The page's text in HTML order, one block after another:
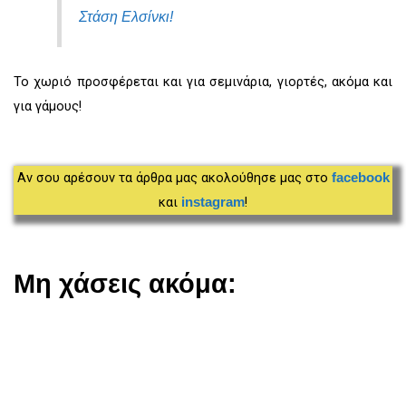
Στάση Ελσίνκι!
Το χωριό προσφέρεται και για σεμινάρια, γιορτές, ακόμα και
για γάμους!
Αν σου αρέσουν τα άρθρα μας ακολούθησε μας στο facebook
και instagram!
Μη χάσεις ακόμα: